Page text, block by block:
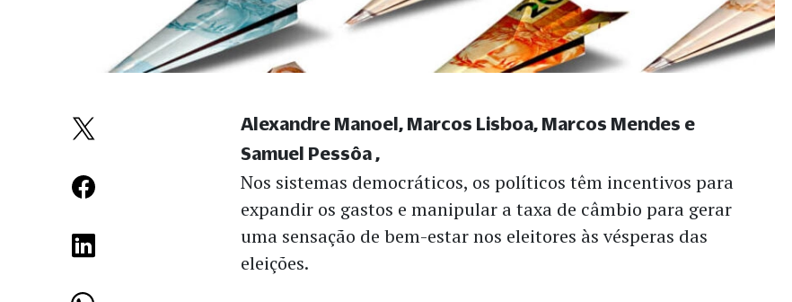
Nos sistemas democráticos, os políticos têm incentivos para
expandir os gastos e manipular a taxa de câmbio para gerar
uma sensação de bem-estar nos eleitores às vésperas das
eleições.
Alexandre Manoel, Marcos Lisboa, Marcos Mendes e
Samuel Pessôa